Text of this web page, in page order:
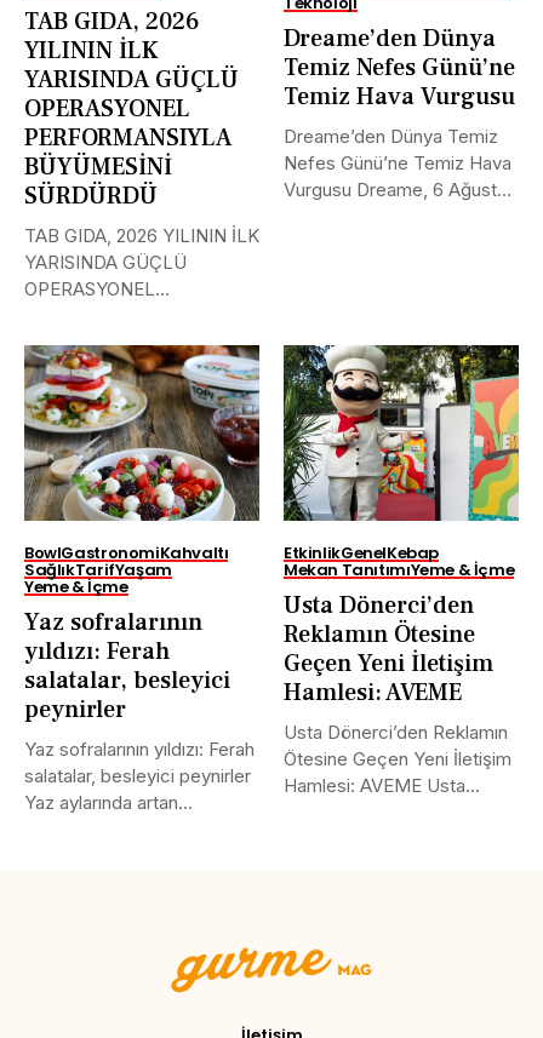
TAB GIDA, 2026
YILININ İLK
YARISINDA GÜÇLÜ
OPERASYONEL
PERFORMANSIYLA
BÜYÜMESİNİ
SÜRDÜRDÜ
TAB GIDA, 2026 YILININ İLK
YARISINDA GÜÇLÜ
OPERASYONEL
BÜYÜMESİNİ SÜRDÜRDÜ
TAB...
Dreame’den Dünya
Temiz Nefes Günü’ne
Temiz Hava Vurgusu
Dreame’den Dünya Temiz
Nefes Günü’ne Temiz Hava
Vurgusu Dreame, 6 Ağustos
BowlGastronomiKahvaltı
SağlıkTarifYaşam
Yeme & İçme
Yaz sofralarının
yıldızı: Ferah
salatalar, besleyici
peynirler
Yaz sofralarının yıldızı: Ferah
salatalar, besleyici peynirler
Yaz aylarında artan
EtkinlikGenelKebap
Mekan TanıtımıYeme & İçme
Usta Dönerci’den
Reklamın Ötesine
Geçen Yeni İletişim
Hamlesi: AVEME
Usta Dönerci’den Reklamın
Ötesine Geçen Yeni İletişim
Hamlesi: AVEME Usta